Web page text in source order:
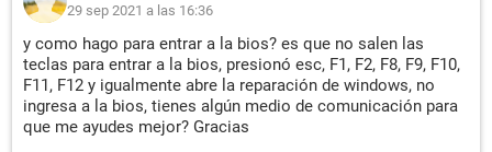
29 sep 2021 a las 16:36
y como hago para entrar a la bios? es que no salen las
teclas para entrar a la bios, presionó esc, F1, F2, F8, F9, F10,
F11, F12 y igualmente abre la reparación de windows, no
ingresa a la bios, tienes algún medio de comunicación para
que me ayudes mejor? Gracias